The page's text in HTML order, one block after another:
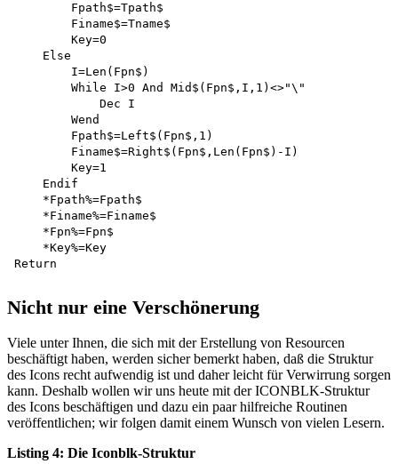
        Fpath$=Tpath$
        Finame$=Tname$
        Key=0
    Else
        I=Len(Fpn$)
        While I>0 And Mid$(Fpn$,I,1)<>"\"
            Dec I
        Wend
        Fpath$=Left$(Fpn$,1)
        Finame$=Right$(Fpn$,Len(Fpn$)-I)
        Key=1
    Endif
    *Fpath%=Fpath$
    *Finame%=Finame$
    *Fpn%=Fpn$
    *Key%=Key
Nicht nur eine Verschönerung
Viele unter Ihnen, die sich mit der Erstellung von Resourcen
beschäftigt haben, werden sicher bemerkt haben, daß die Struktur
des Icons recht aufwendig ist und daher leicht für Verwirrung sorgen
kann. Deshalb wollen wir uns heute mit der ICONBLK-Struktur
des Icons beschäftigen und dazu ein paar hilfreiche Routinen
veröffentlichen; wir folgen damit einem Wunsch von vielen Lesern.
Listing 4: Die Iconblk-Struktur